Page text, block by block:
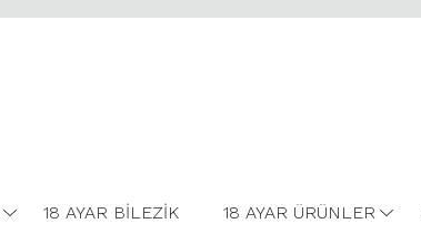
18 AYAR BİLEZİK 18 AYAR ÜRÜNLER